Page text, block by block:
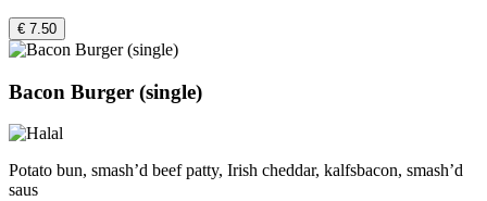
€ 7.50
Bacon Burger (single)
Potato bun, smash’d beef patty, Irish cheddar, kalfsbacon, smash’d
saus